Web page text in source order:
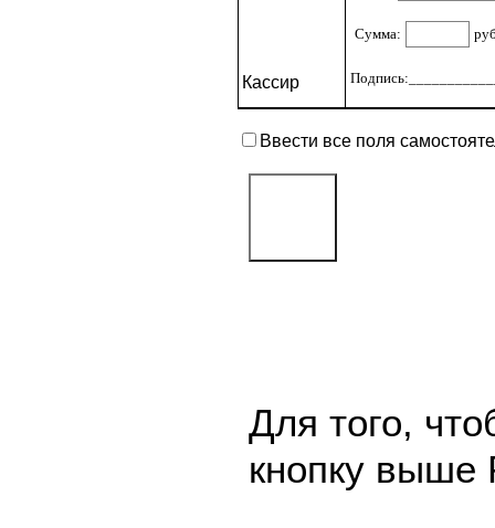
Кассир
Сумма:
Ввести все поля
Для того,
кнопку выше